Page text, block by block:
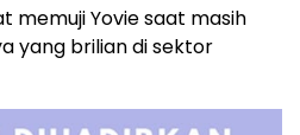
memuji Yovie saat masih
yang brilian di sektor